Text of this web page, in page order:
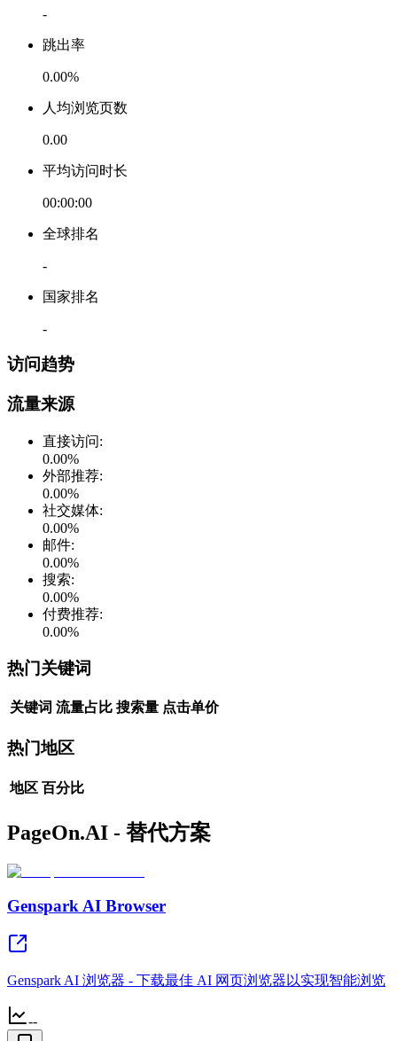
-
跳出率
0.00%
人均浏览页数
0.00
平均访问时长
00:00:00
全球排名
-
国家排名
-
访问趋势
流量来源
直接访问:
0.00%
外部推荐:
0.00%
社交媒体:
0.00%
邮件:
0.00%
搜索:
0.00%
付费推荐:
0.00%
热门关键词
关键词 流量占比 搜索量 点击单价
热门地区
地区 百分比
PageOn.AI - 替代方案
Genspark AI Browser
Genspark AI 浏览器 - 下载最佳 AI 网页浏览器以实现智能浏览
--